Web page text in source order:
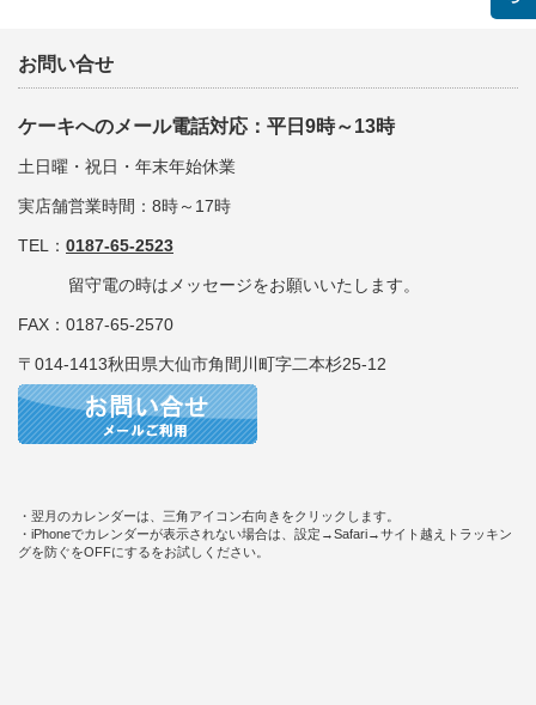
お問い合せ
ケーキへのメール電話対応：平日9時～13時
土日曜・祝日・年末年始休業
実店舗営業時間：8時～17時
TEL： 0187-65-2523
留守電の時はメッセージをお願いいたします。
FAX：0187-65-2570
〒014-1413秋田県大仙市角間川町字二本杉25-12
・翌月のカレンダーは、三角アイコン右向きをクリックします。
・iPhoneでカレンダーが表示されない場合は、設定→Safari→サイト越えトラッキン
グを防ぐをOFFにするをお試しください。